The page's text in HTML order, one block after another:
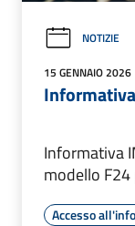
NOTIZIE
15 GENNAIO 2026
Informativa
modello
Accesso